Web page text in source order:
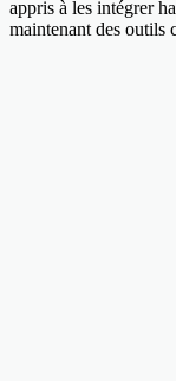
appris à les intégrer
maintenant des outils